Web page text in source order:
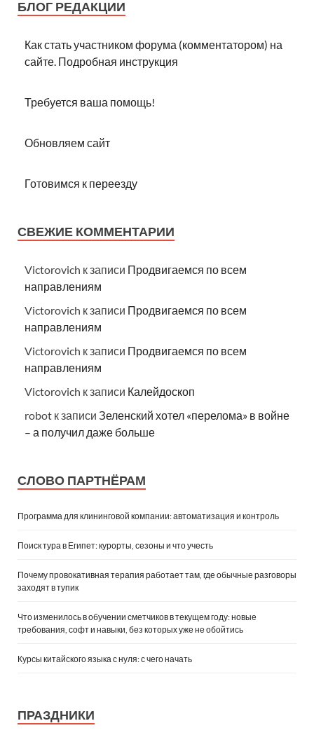
БЛОГ РЕДАКЦИИ
Как стать участником форума (комментатором) на
сайте. Подробная инструкция
Требуется ваша помощь!
Обновляем сайт
Готовимся к переезду
СВЕЖИЕ КОММЕНТАРИИ
Victorovich к записи Продвигаемся по всем
направлениям
Victorovich к записи Продвигаемся по всем
направлениям
Victorovich к записи Продвигаемся по всем
направлениям
Victorovich к записи Калейдоскоп
robot к записи Зеленский хотел «перелома» в войне
– а получил даже больше
СЛОВО ПАРТНЁРАМ
Программа для клининговой компании: автоматизация и контроль
Поиск тура в Египет: курорты, сезоны и что учесть
Почему провокативная терапия работает там, где обычные разговоры
заходят в тупик
Что изменилось в обучении сметчиков в текущем году: новые
требования, софт и навыки, без которых уже не обойтись
Курсы китайского языка с нуля: с чего начать
ПРАЗДНИКИ